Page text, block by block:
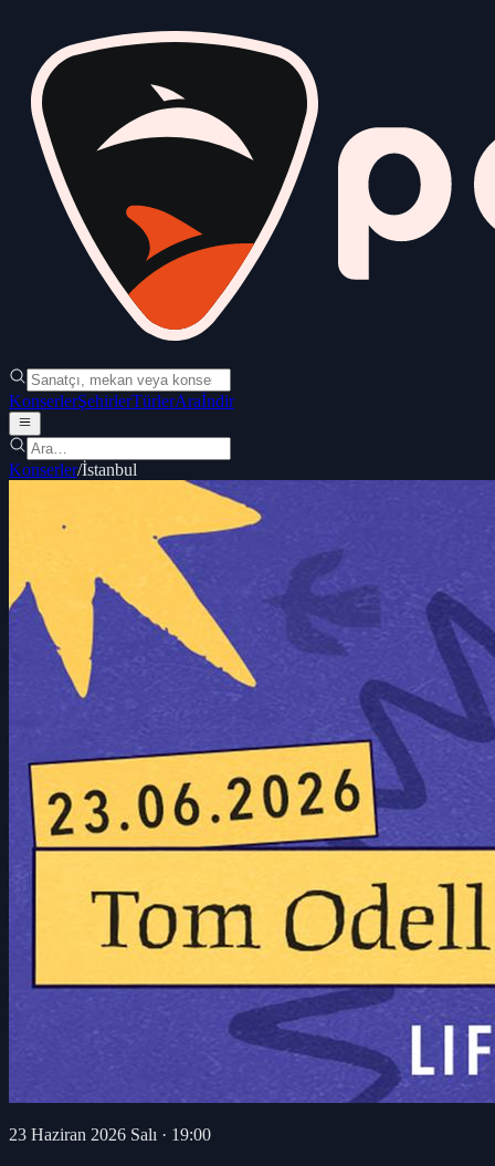
KonserlerŞehirlerTürlerAraİndir
Konserler/İstanbul
23 Haziran 2026 Salı · 19:00